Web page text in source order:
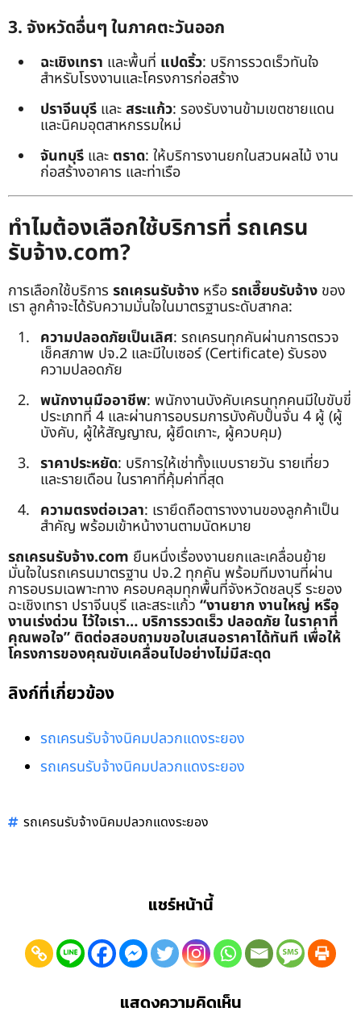
3. จังหวัดอื่นๆ ในภาคตะวันออก
ฉะเชิงเทรา และพื้นที่ แปดริ้ว: บริการรวดเร็วทันใจ
สำหรับโรงงานและโครงการก่อสร้าง
ปราจีนบุรี และสระแก้ว: รองรับงานข้ามเขตชายแดน
และนิคมอุตสาหกรรมใหม่
จันทบุรี และ ตราด: ให้บริการงานยกในสวนผลไม้ งาน
ก่อสร้างอาคาร และท่าเรือ
ทำไมต้องเลือกใช้บริการที่ รถเครน
รับจ้าง.com?
การเลือกใช้บริการ รถเครนรับจ้าง หรือรถเฮี๊ยบรับจ้าง ของ
เรา ลูกค้าจะได้รับความมั่นใจในมาตรฐานระดับสากล:
ความปลอดภัยเป็นเลิศ: รถเครนทุกคันผ่านการตรวจ
เช็คสภาพ ปจ.2 และมีใบเซอร์ (Certificate) รับรอง
ความปลอดภัย
พนักงานมืออาชีพ: พนักงานบังคับเครนทุกคนมีใบขับขี่
ประเภทที่ 4 และผ่านการอบรมการบังคับปั้นจั่น 4 ผู้ (ผู้
บังคับ, ผู้ให้สัญญาณ, ผู้ยึดเกาะ, ผู้ควบคุม)
ราคาประหยัด: บริการให้เช่าทั้งแบบรายวัน รายเที่ยว
และรายเดือน ในราคาที่คุ้มค่าที่สุด
ความตรงต่อเวลา: เรายึดถือตารางงานของลูกค้าเป็น
สำคัญ พร้อมเข้าหน้างานตามนัดหมาย
รถเครนรับจ้าง.com ยืนหนึ่งเรื่องงานยกและเคลื่อนย้าย
มั่นใจในรถเครนมาตรฐาน ปจ.2 ทุกคัน พร้อมทีมงานที่ผ่าน
การอบรมเฉพาะทาง ครอบคลุมทุกพื้นที่จังหวัดชลบุรี ระยอง
ฉะเชิงเทรา ปราจีนบุรี และสระแก้ว “งานยาก งานใหญ่ หรือ
งานเร่งด่วน ไว้ใจเรา… บริการรวดเร็ว ปลอดภัย ในราคาที่
คุณพอใจ” ติดต่อสอบถามขอใบเสนอราคาได้ทันที เพื่อให้
โครงการของคุณขับเคลื่อนไปอย่างไม่มีสะดุด
ลิงก์ที่เกี่ยวข้อง
รถเครนรับจ้างนิคมปลวกแดงระยอง
รถเครนรับจ้างนิคมปลวกแดงระยอง
รถเครนรับจ้างนิคมปลวกแดงระยอง
แชร์หน้านี้
แสดงความคิดเห็น